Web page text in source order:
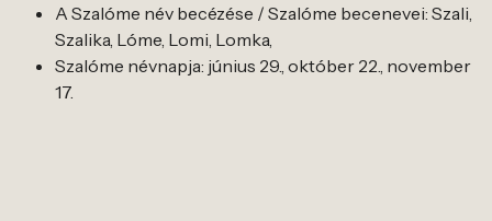
A Szalóme név becézése / Szalóme becenevei: Szali,
Szalika, Lóme, Lomi, Lomka,
Szalóme névnapja: június 29., október 22., november
17.